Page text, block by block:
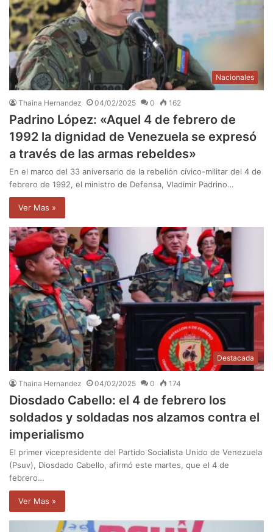
Nacionales
Thaina Hernandez 04/02/2025 0 162
Padrino López: «Aquel 4 de febrero de
1992 la dignidad de Venezuela se expresó
a través de las armas rebeldes»
En el marco del 33 aniversario de la rebelión cívico-militar del 4 de
febrero de 1992, el ministro de Defensa, Vladimir Padrino…
Ver Mas »
Destacada
Thaina Hernandez 04/02/2025 0 174
Diosdado Cabello: el 4 de febrero los
soldados y soldadas nos alzamos contra el
imperialismo
El primer vicepresidente del Partido Socialista Unido de Venezuela
(Psuv), Diosdado Cabello, afirmó este martes, que el 4 de
febrero…
Ver Mas »